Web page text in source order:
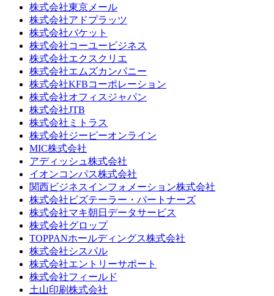
株式会社東京メール
株式会社アドプラッツ
株式会社バケット
株式会社コーユービジネス
株式会社エクスクリエ
株式会社エムズカンパニー
株式会社KFBコーポレーション
株式会社オフィスジャパン
株式会社JTB
株式会社ミトラス
株式会社ジーピーオンライン
MIC株式会社
アディッシュ株式会社
イオンコンパス株式会社
関西ビジネスインフォメーション株式会社
株式会社ビズテーラー・パートナーズ
株式会社マキ朝日データサービス
株式会社グロップ
TOPPANホールディングス株式会社
株式会社シスパル
株式会社エントリーサポート
株式会社フィールド
土山印刷株式会社